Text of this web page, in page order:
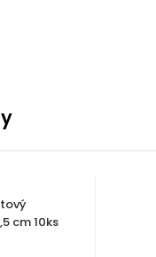
cm 10ks